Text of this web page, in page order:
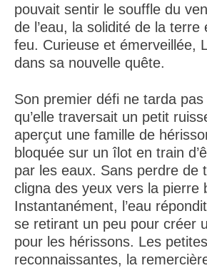
pouvait sentir le souffle du
de l’eau, la solidité de la terre
feu. Curieuse et émerveillée,
dans sa nouvelle quête.
Son premier défi ne tarda
qu’elle traversait un petit
aperçut une famille de
bloquée sur un îlot en train
par les eaux. Sans perdre de
cligna des yeux vers la pierre
Instantanément, l’eau
se retirant un peu pour créer
pour les hérissons. Les
reconnaissantes, la